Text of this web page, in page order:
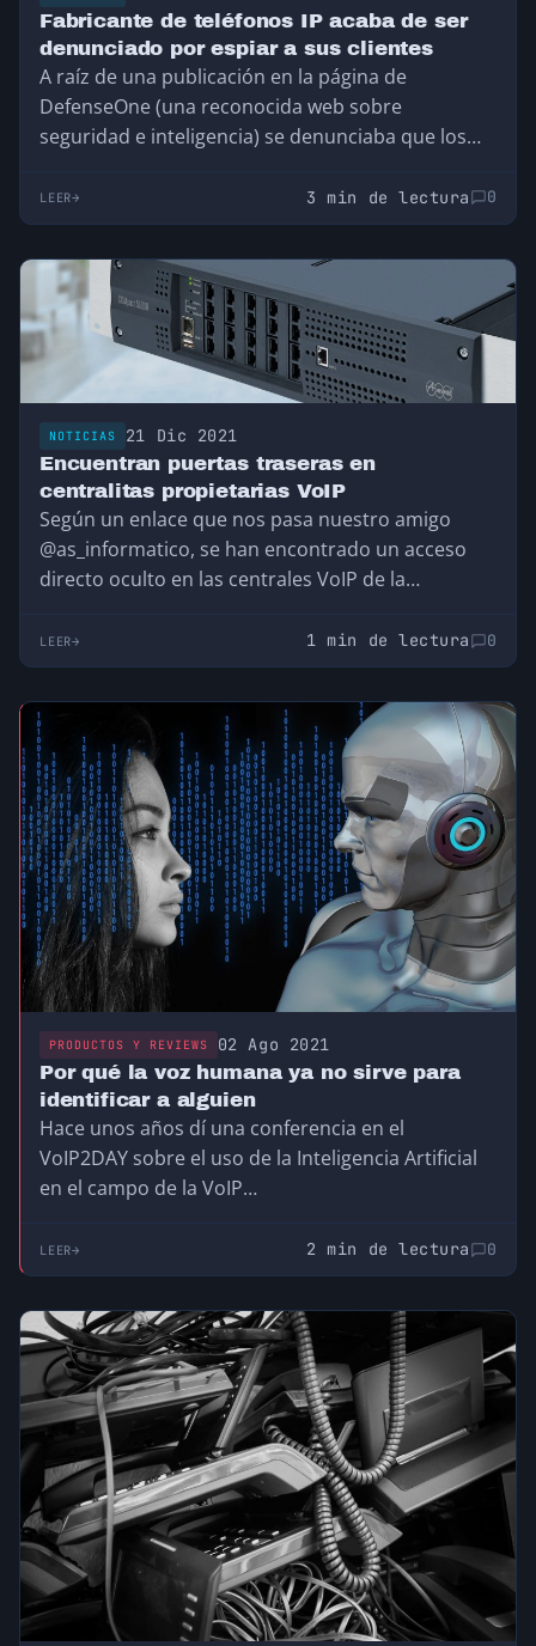
Fabricante de teléfonos IP acaba de ser
denunciado por espiar a sus clientes
A raíz de una publicación en la página de
DefenseOne (una reconocida web sobre
seguridad e inteligencia) se denunciaba que los
LEER 3 min de lectura 0
NOTICIAS 21 Dic 2021
Encuentran puertas traseras en
centralitas propietarias VoIP
Según un enlace que nos pasa nuestro amigo
@as_informatico, se han encontrado un acceso
directo oculto en las centrales VoIP de la…
LEER 1 min de lectura 0
PRODUCTOS Y REVIEWS 02 Ago 2021
Por qué la voz humana ya no sirve para
identificar a alguien
Hace unos años dí una conferencia en el
VoIP2DAY sobre el uso de la Inteligencia Artificial
en el campo de la VoIP…
LEER 2 min de lectura 0